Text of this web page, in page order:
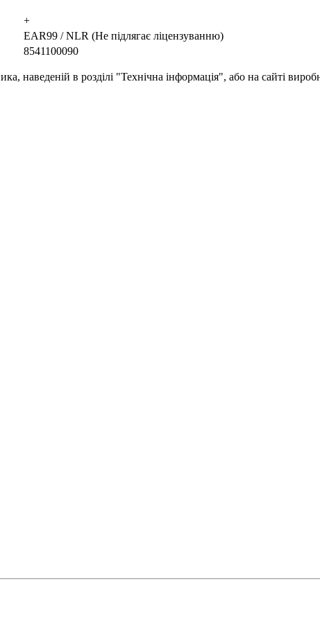
+
EAR99 / NLR (Не підлягає ліцензуванню)
8541100090
наведеній в розділі "Технічна інформація", або на сайті